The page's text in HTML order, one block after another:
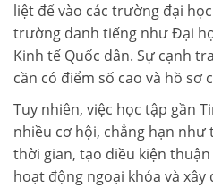
liệt để vào các trường đại
trường danh tiếng như Đại
Kinh tế Quốc dân. Sự cạnh
cần có điểm số cao và hồ sơ
Tuy nhiên, việc học tập gần
nhiều cơ hội, chẳng hạn như
thời gian, tạo điều kiện
hoạt động ngoại khóa và